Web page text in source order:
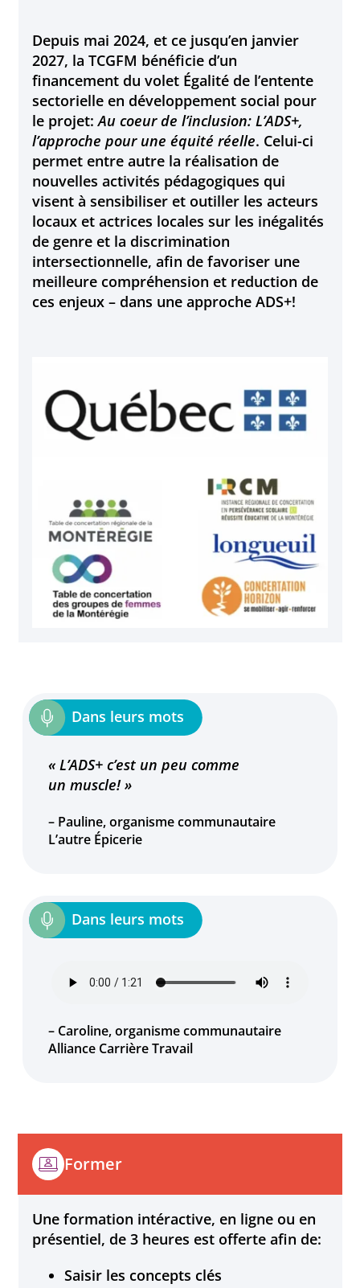
Depuis mai 2024, et ce jusqu’en janvier
2027, la TCGFM bénéficie d’un
financement du volet Égalité de l’entente
sectorielle en développement social pour
le projet:Au coeur de l’inclusion: L’ADS+,
l’approche pour une équité réelle. Celui-ci
permet entre autre la réalisation de
nouvelles activités pédagogiques qui
visent à sensibiliser et outiller les acteurs
locaux et actrices locales sur les inégalités
de genre et la discrimination
intersectionnelle, afin de favoriser une
meilleure compréhension et reduction de
ces enjeux – dans une approche ADS+!
« L’ADS+ c’est un peu comme
un muscle! »
– Pauline, organisme communautaire
L’autre Épicerie
– Caroline, organisme communautaire
Alliance Carrière Travail
Former
Une formation intéractive, en ligne ou en
présentiel, de 3 heures est offerte afin de:
Saisir les concepts clés